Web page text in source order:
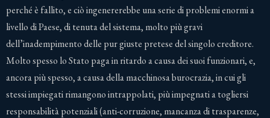
perché è fallito, e ciò ingenererebbe una serie di problemi enormi a
livello di Paese, di tenuta del sistema, molto più gravi
dell’inadempimento delle pur giuste pretese del singolo creditore.
Molto spesso lo Stato paga in ritardo a causa dei suoi funzionari, e,
ancora più spesso, a causa della macchinosa burocrazia, in cui gli
stessi impiegati rimangono intrappolati, più impegnati a togliersi
responsabilità potenziali (anti-corruzione, mancanza di trasparenze,